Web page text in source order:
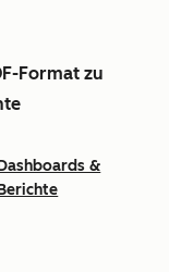
Format zu
&